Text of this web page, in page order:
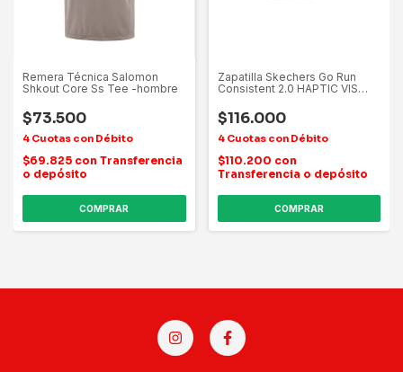
Remera Técnica Salomon
Shkout Core Ss Tee -hombre
$73.500
$69.825 con Transferencia
o depósito
COMPRAR
Zapatilla Skechers Go Run
Consistent 2.0 HAPTIC VIS
$116.000
$110.200 con
Transferencia o depósito
COMPRAR